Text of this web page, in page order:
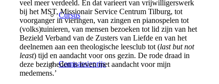
Cursus
Compassieprijs
veel meer verdeeld. En dat varieert van vrijwilligerswerk
bij het MST, Missionair Service Centrum Tilburg, tot
voorganger in vieringen, van zingen en pianospelen tot
(volks)tuinieren, van mensen bezoeken tot lid zijn van het
Bezield Verband van de Zusters van Liefde en van het
deelnemen aan een theologische leesclub tot (last but not
least) tijd en aandacht voor ons gezin. De rode draad in
deze bezigheden is leven met aandacht voor mijn
medemens.’